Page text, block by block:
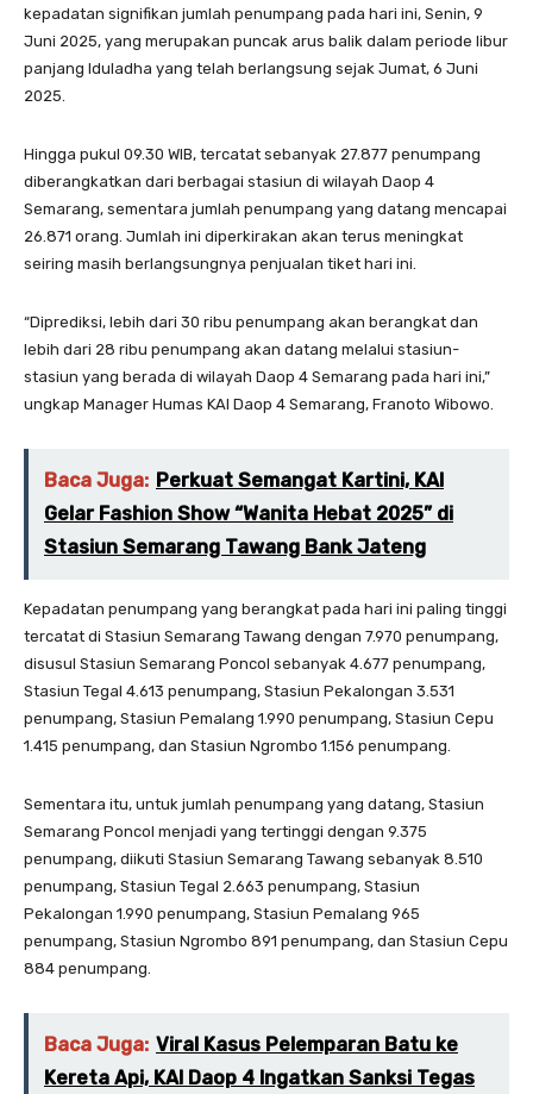
kepadatan signifikan jumlah penumpang pada hari ini, Senin, 9
Juni 2025, yang merupakan puncak arus balik dalam periode libur
panjang Iduladha yang telah berlangsung sejak Jumat, 6 Juni
2025.
Hingga pukul 09.30 WIB, tercatat sebanyak 27.877 penumpang
diberangkatkan dari berbagai stasiun di wilayah Daop 4
Semarang, sementara jumlah penumpang yang datang mencapai
26.871 orang. Jumlah ini diperkirakan akan terus meningkat
seiring masih berlangsungnya penjualan tiket hari ini.
“Diprediksi, lebih dari 30 ribu penumpang akan berangkat dan
lebih dari 28 ribu penumpang akan datang melalui stasiun-
stasiun yang berada di wilayah Daop 4 Semarang pada hari ini,”
ungkap Manager Humas KAI Daop 4 Semarang, Franoto Wibowo.
Baca Juga: Perkuat Semangat Kartini, KAI
Gelar Fashion Show “Wanita Hebat 2025” di
Stasiun Semarang Tawang Bank Jateng
Kepadatan penumpang yang berangkat pada hari ini paling tinggi
tercatat di Stasiun Semarang Tawang dengan 7.970 penumpang,
disusul Stasiun Semarang Poncol sebanyak 4.677 penumpang,
Stasiun Tegal 4.613 penumpang, Stasiun Pekalongan 3.531
penumpang, Stasiun Pemalang 1.990 penumpang, Stasiun Cepu
1.415 penumpang, dan Stasiun Ngrombo 1.156 penumpang.
Sementara itu, untuk jumlah penumpang yang datang, Stasiun
Semarang Poncol menjadi yang tertinggi dengan 9.375
penumpang, diikuti Stasiun Semarang Tawang sebanyak 8.510
penumpang, Stasiun Tegal 2.663 penumpang, Stasiun
Pekalongan 1.990 penumpang, Stasiun Pemalang 965
penumpang, Stasiun Ngrombo 891 penumpang, dan Stasiun Cepu
884 penumpang.
Baca Juga: Viral Kasus Pelemparan Batu ke
Kereta Api, KAI Daop 4 Ingatkan Sanksi Tegas